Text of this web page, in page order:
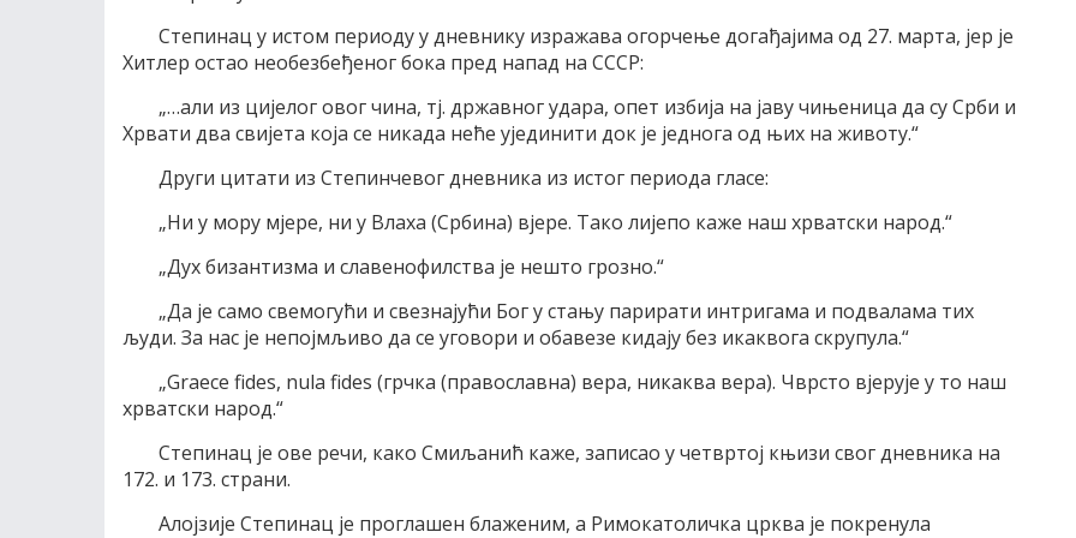
Степинац у истом периоду у дневнику изражава огорчење догађајима од 27. марта, јер је
Хитлер остао необезбеђеног бока пред напад на СССР:
„…али из цијелог овог чина, тј. државног удара, опет избија на јаву чињеница да су Срби и
Хрвати два свијета која се никада неће ујединити док је једнога од њих на животу.“
Други цитати из Степинчевог дневника из истог периода гласе:
„Ни у мору мјере, ни у Влаха (Србина) вјере. Тако лијепо каже наш хрватски народ.“
„Дух бизантизма и славенофилства је нешто грозно.“
„Да је само свемогући и свезнајући Бог у стању парирати интригама и подвалама тих
људи. За нас је непојмљиво да се уговори и обавезе кидају без икаквога скрупула.“
„Graеce fides, nula fides (грчка (православна) вера, никаква вера). Чврсто вјерује у то наш
хрватски народ.“
Степинац је ове речи, како Смиљанић каже, записао у четвртој књизи свог дневника на
172. и 173. страни.
Алојзије Степинац је проглашен блаженим, а Римокатоличка црква је покренула